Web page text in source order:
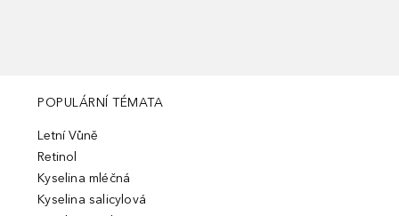
POPULÁRNÍ TÉMATA
Letní Vůně
Retinol
Kyselina mléčná
Kyselina salicylová